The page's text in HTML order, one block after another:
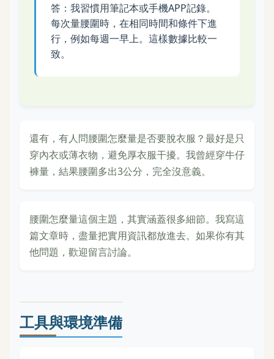
答：我習慣用筆記本或手機APP記錄。
每次量腰圍時，在相同時間和條件下進
行，例如每週一早上。這樣數據比較一
致。
還有，有人問腰圍怎麼量是否要脫衣服？最好是只
穿內衣或薄衣物，避免厚衣服干擾。我曾經穿牛仔
褲量，結果腰圍多出3公分，完全沒意義。
腰圍怎麼量這個主題，其實涵蓋很多細節。我寫這
篇文章時，盡量把實用資訊都放進去。如果你有其
他問題，歡迎留言討論。
工具與環境準備